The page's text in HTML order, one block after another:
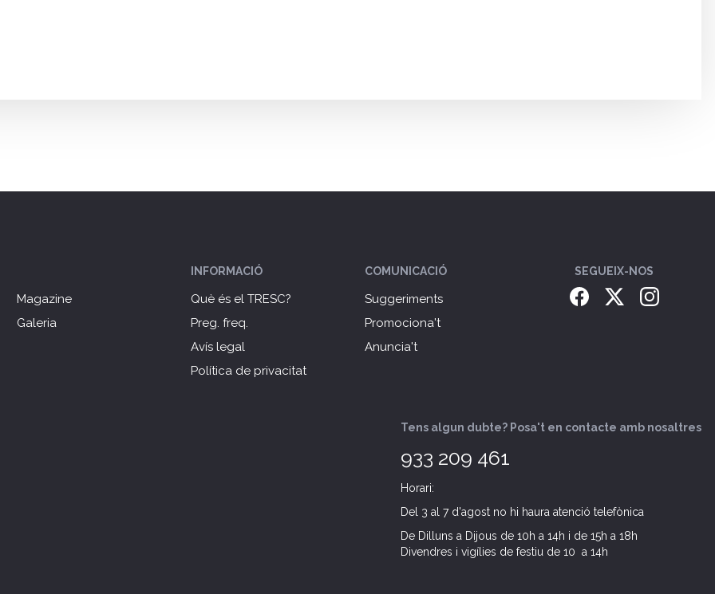
Magazine
Galeria
INFORMACIÓ
Què és el TRESC?
Preg. freq.
Avís legal
Política de privacitat
COMUNICACIÓ
Suggeriments
Promociona't
Anuncia't
SEGUEIX-NOS
Tens algun dubte? Posa't en contacte amb nosaltres
933 209 461
Horari:
Del 3 al 7 d'agost no hi haura atenció telefònica
De Dilluns a Dijous de 10h a 14h i de 15h a 18h
Divendres i vigílies de festiu de 10 a 14h